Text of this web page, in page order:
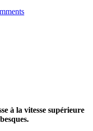
à la vitesse supérieure